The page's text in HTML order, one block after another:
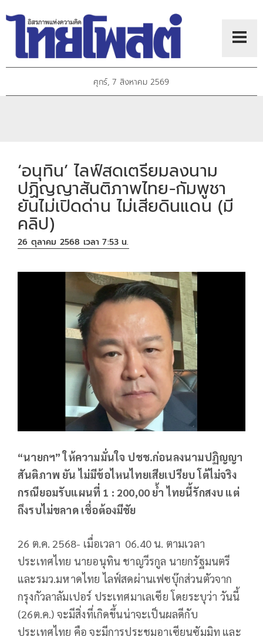
ศุกร์, 7 สิงหาคม 2569
‘อนุทิน’ ไลฟ์สดเตรียมลงนาม
ปฏิญญาสันติภาพไทย-กัมพูชา
ยันไม่เปิดด่าน ไม่เสียดินแดน (มี
คลิป)
26 ตุลาคม 2568 เวลา 7:53 น.
“นายกฯ” ให้ความมั่นใจ ปชช.ก่อนลงนามปฏิญญา
สันติภาพ ยัน ไม่มีข้อไหนไทยเสียเปรียบ โต้ไม่จริง
กรณียอมรับแผนที่ 1 : 200,00 ย้ำ ไทยนี้รักสงบ แต่
ถึงรบไม่ขลาด เชื่อต้องมีชัย
26 ต.ค. 2568- เมื่อเวลา 06.40 น. ตามเวลา
ประเทศไทย นายอนุทิน ชาญวีรกูล นายกรัฐมนตรี
และรมว.มหาดไทย ไลฟ์สดผ่านเฟซบุ๊กส่วนตัวจาก
กรุงกัวลาลัมเปอร์ ประเทศมาเลเซีย โดยระบุว่า วันนี้
(26ต.ค.) จะมีสิ่งที่เกิดขึ้นน่าจะเป็นผลดีกับ
ประเทศไทย คือ จะมีการประชุมอาเซียนซัมมิท และ